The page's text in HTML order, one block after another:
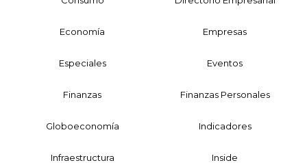
Economía Empresas
Especiales Eventos
Finanzas Finanzas Personales
Globoeconomía Indicadores
Infraestructura Inside